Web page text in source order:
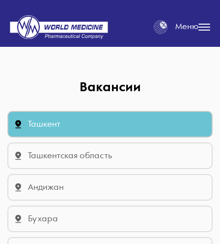
Меню
Вакансии
Ташкент
Ташкентская область
Андижан
Бухара